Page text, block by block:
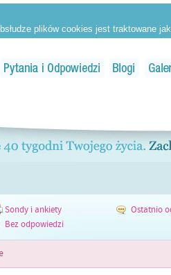
Sondy i ankiety
Ostatnio
Bez odpowiedzi